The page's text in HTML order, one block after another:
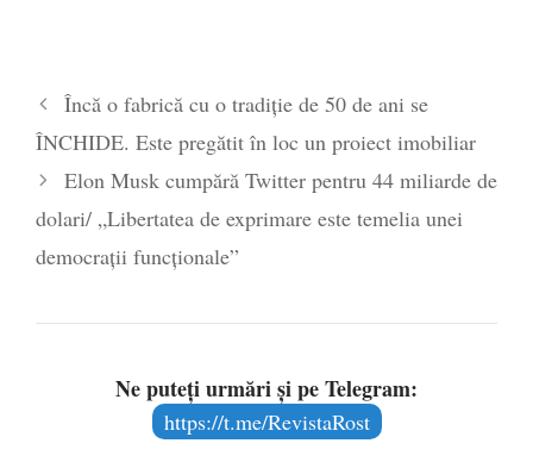
Încă o fabrică cu o tradiție de 50 de ani se
ÎNCHIDE. Este pregătit în loc un proiect imobiliar
Elon Musk cumpără Twitter pentru 44 miliarde de
dolari/ „Libertatea de exprimare este temelia unei
democraţii funcţionale”
Ne puteți urmări și pe Telegram:
https://t.me/RevistaRost